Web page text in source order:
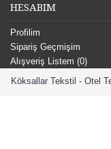
HESABIM
Profilim
Sipariş Geçmişim
Alışveriş Listem (0)
Köksallar Tekstil - Otel